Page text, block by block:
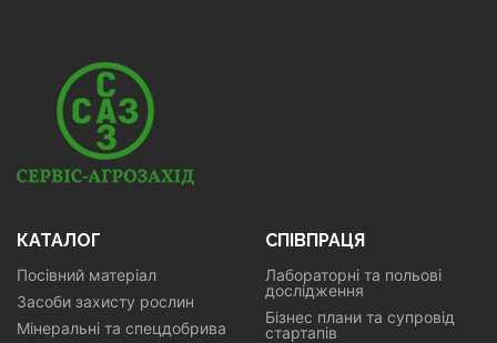
КАТАЛОГ
Посівний матеріал
Засоби захисту рослин
Мінеральні та спецдобрива
СПІВПРАЦЯ
Лабораторні та польові
дослідження
Бізнес плани та супровід
стартапів